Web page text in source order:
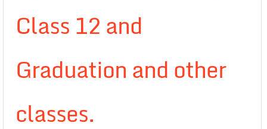
Class 12 and
Graduation and other
classes.